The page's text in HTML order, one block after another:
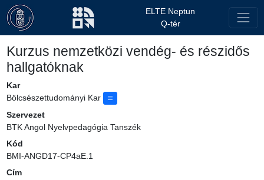
ELTE Neptun
Q-tér
Kurzus nemzetközi vendég- és részidős
hallgatóknak
Kar
Bölcsészettudományi Kar
Szervezet
BTK Angol Nyelvpedagógia Tanszék
Kód
BMI-ANGD17-CP4aE.1
Cím